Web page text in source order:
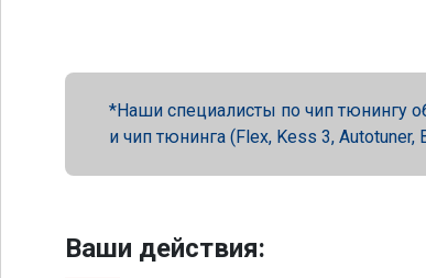
Наши специалисты по чип тюнингу
и чип тюнинга (Flex, Kess 3, Autotuner,
Ваши действия: